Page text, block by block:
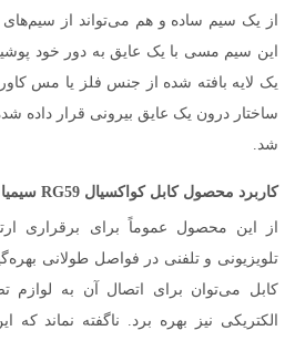
از یک سیم ساده و هم می‌تواند از سیم‌های
این سیم مسی با یک عایق به دور خود
یک لایه بافته شده از جنس فلز یا مس
ساختار درون یک عایق بیرونی قرار داده
شد.
کاربرد محصول کابل کواکسیال RG59 سیمیا
از این محصول عموماً برای برقراری
تلویزیونی و تلفنی در فواصل طولانی
کابل می‌توان برای اتصال آن به لوازم
الکتریکی نیز بهره برد. ناگفته نماند